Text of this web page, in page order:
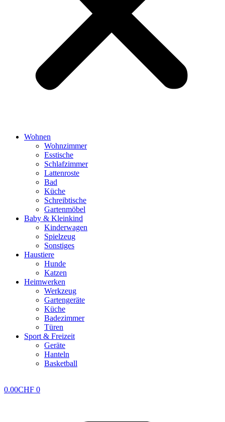
Wohnen
Wohnzimmer
Esstische
Schlafzimmer
Lattenroste
Bad
Küche
Schreibtische
Gartenmöbel
Baby & Kleinkind
Kinderwagen
Spielzeug
Sonstiges
Haustiere
Hunde
Katzen
Heimwerken
Werkzeug
Gartengeräte
Küche
Badezimmer
Türen
Sport & Freizeit
Geräte
Hanteln
Basketball
0.00CHF 0